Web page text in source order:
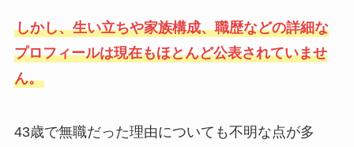
しかし、生い立ちや家族構成、職歴などの詳細な
プロフィールは現在もほとんど公表されていませ
ん。
43歳で無職だった理由についても不明な点が多